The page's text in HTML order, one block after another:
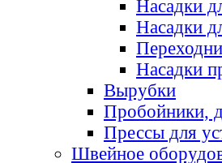
Насадки
Насадки
Насадки
Вырубки
Пробойники,
Прессы для
Швейное